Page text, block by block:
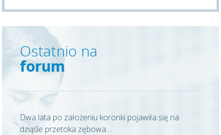
Ostatnio na
forum
Dwa lata po założeniu koronki pojawiła się na
dziąśle przetoka zębowa....